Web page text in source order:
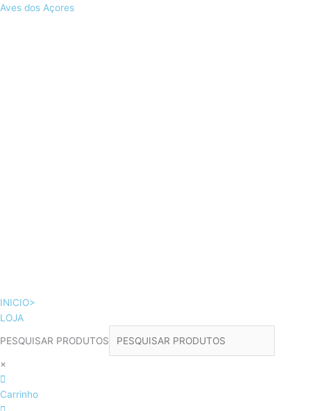
Skip
Aves dos Açores
INICIO>
LOJA
PESQUISAR PRODUTOS
×
Carrinho